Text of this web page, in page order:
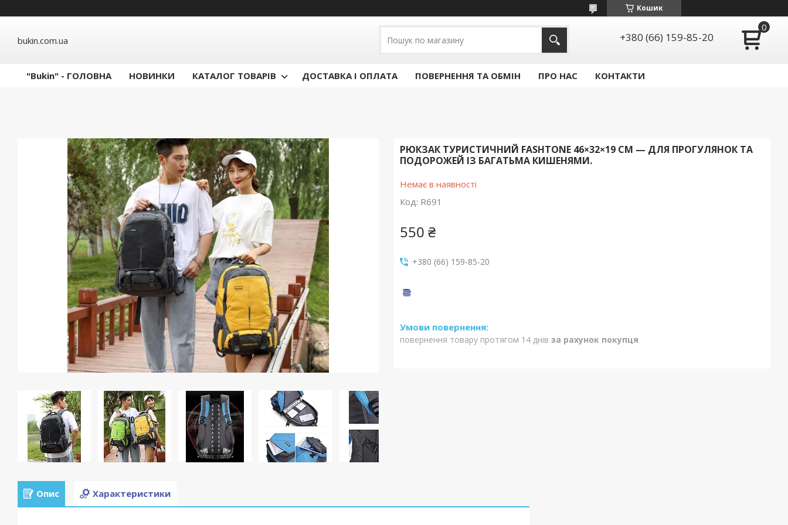
Кошик
bukin.com.ua +380 (66) 159-85-20
"Bukin" - ГОЛОВНА НОВИНКИ КАТАЛОГ ТОВАРІВ ДОСТАВКА І ОПЛАТА ПОВЕРНЕННЯ ТА ОБМІН ПРО НАС КОНТАКТИ
РЮКЗАК ТУРИСТИЧНИЙ FASHTONE 46×32×19 СМ — ДЛЯ ПРОГУЛЯНОК ТА
ПОДОРОЖЕЙ ІЗ БАГАТЬМА КИШЕНЯМИ.
Немає в наявності
Код: R691
550 ₴
+380 (66) 159-85-20
повернення товару протягом 14 днів за рахунок покупця
Опис Характеристики